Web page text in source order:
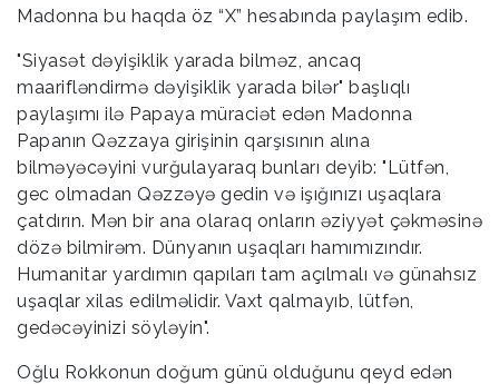
Madonna bu haqda öz “X” hesabında paylaşım edib.
"Siyasət dəyişiklik yarada bilməz, ancaq
maarifləndirmə dəyişiklik yarada bilər" başlıqlı
paylaşımı ilə Papaya müraciət edən Madonna
Papanın Qəzzaya girişinin qarşısının alına
bilməyəcəyini vurğulayaraq bunları deyib: "Lütfən,
gec olmadan Qəzzəyə gedin və işığınızı uşaqlara
çatdırın. Mən bir ana olaraq onların əziyyət çəkməsinə
dözə bilmirəm. Dünyanın uşaqları hamımızındır.
Humanitar yardımın qapıları tam açılmalı və günahsız
uşaqlar xilas edilməlidir. Vaxt qalmayıb, lütfən,
gedəcəyinizi söyləyin".
Oğlu Rokkonun doğum günü olduğunu qeyd edən